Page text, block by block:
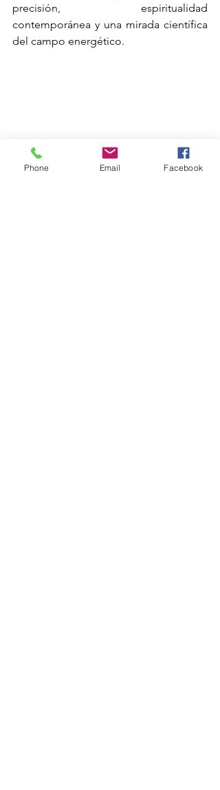
precisión, espiritualidad
contemporánea y una mirada científica
del campo energético.
Phone Email Facebook